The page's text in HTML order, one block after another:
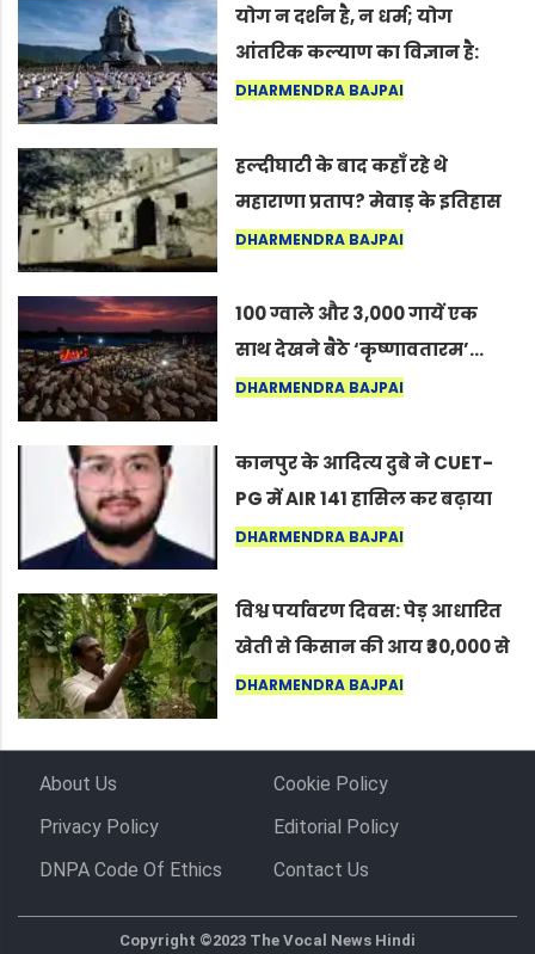
योग न दर्शन है, न धर्म; योग
आंतरिक कल्याण का विज्ञान है:
अंतरराष्ट्रीय योग दिवस 2026 पर
DHARMENDRA BAJPAI
हल्दीघाटी के बाद कहाँ रहे थे
महाराणा प्रताप? मेवाड़ के इतिहास
का वह अनकहा अध्याय जो आज भी
DHARMENDRA BAJPAI
100 ग्वाले और 3,000 गायें एक
साथ देखने बैठे ‘कृष्णावतारम’…
नागपुर में दिखा ऐसा नज़ारा कि
कर सकते हैं”
DHARMENDRA BAJPAI
कानपुर के आदित्य दुबे ने CUET-
PG में AIR 141 हासिल कर बढ़ाया
शहर का मान
DHARMENDRA BAJPAI
विश्व पर्यावरण दिवस: पेड़ आधारित
खेती से किसान की आय ₹30,000 से
बढ़कर ₹3 लाख प्रति एकड़ हुई
DHARMENDRA BAJPAI
About Us
Cookie Policy
Privacy Policy
Editorial Policy
DNPA Code Of Ethics
Contact Us
Copyright ©2023 The Vocal News Hindi